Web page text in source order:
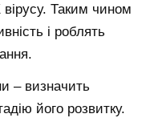
Таким чином
і роблять
– визначить
його розвитку.